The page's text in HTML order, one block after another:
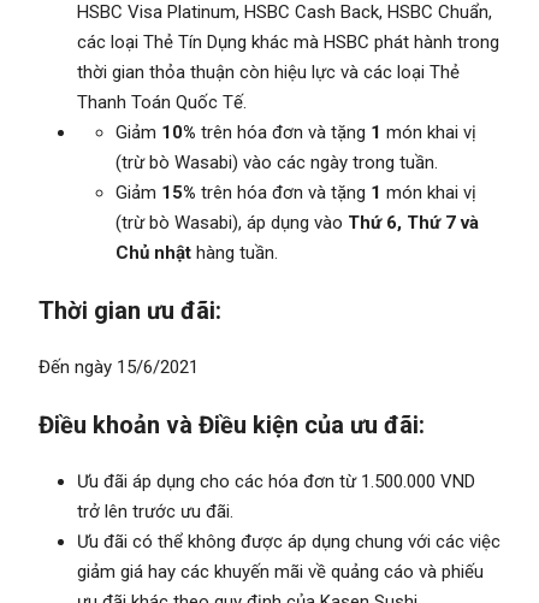
HSBC Visa Platinum, HSBC Cash Back, HSBC Chuẩn,
các loại Thẻ Tín Dụng khác mà HSBC phát hành trong
thời gian thỏa thuận còn hiệu lực và các loại Thẻ
Thanh Toán Quốc Tế.
Giảm 10% trên hóa đơn và tặng 1 món khai vị
(trừ bò Wasabi) vào các ngày trong tuần.
Giảm 15% trên hóa đơn và tặng 1 món khai vị
(trừ bò Wasabi), áp dụng vào Thứ 6, Thứ 7 và
Chủ nhật hàng tuần.
Thời gian ưu đãi:
Đến ngày 15/6/2021
Điều khoản và Điều kiện của ưu đãi:
Ưu đãi áp dụng cho các hóa đơn từ 1.500.000 VND
trở lên trước ưu đãi.
Ưu đãi có thể không được áp dụng chung với các việc
giảm giá hay các khuyến mãi về quảng cáo và phiếu